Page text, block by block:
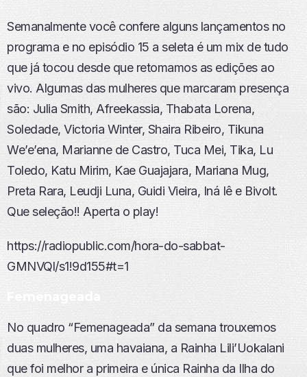
Semanalmente você confere alguns lançamentos no
programa e no episódio 15 a seleta é um mix de tudo
que já tocou desde que retomamos as edições ao
vivo. Algumas das mulheres que marcaram presença
são: Julia Smith, Afreekassia, Thabata Lorena,
Soledade, Victoria Winter, Shaira Ribeiro, Tikuna
We’e’ena, Marianne de Castro, Tuca Mei, Tika, Lu
Toledo, Katu Mirim, Kae Guajajara, Mariana Mug,
Preta Rara, Leudji Luna, Guidi Vieira, Iná Iê e Bivolt.
Que seleção!! Aperta o play!
https://radiopublic.com/hora-do-sabbat-
GMNVQl/s1!9d155#t=1
No quadro “Femenageada” da semana trouxemos
duas mulheres, uma havaiana, a Rainha Lili’Uokalani
que foi melhor a primeira e única Rainha da Ilha do